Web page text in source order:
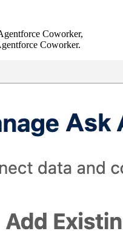
Coworker,
Coworker.